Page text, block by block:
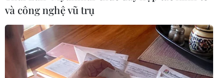
và công nghệ vũ trụ